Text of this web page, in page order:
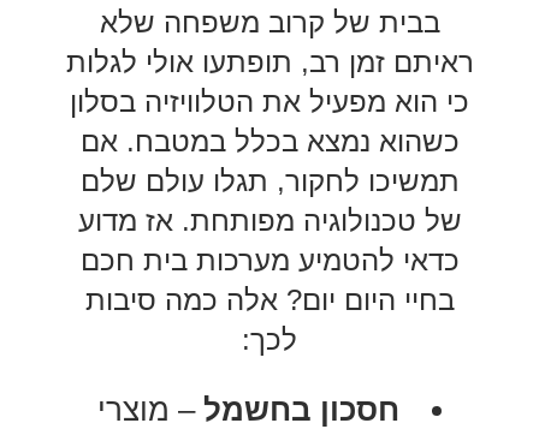
בבית של קרוב משפחה שלא
ראיתם זמן רב, תופתעו אולי לגלות
כי הוא מפעיל את הטלוויזיה בסלון
כשהוא נמצא בכלל במטבח. אם
תמשיכו לחקור, תגלו עולם שלם
של טכנולוגיה מפותחת. אז מדוע
כדאי להטמיע מערכות בית חכם
בחיי היום יום? אלה כמה סיבות
לכך:
חסכון בחשמל – מוצרי